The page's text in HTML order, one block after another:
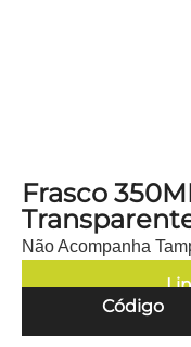
Frasco
Não Acompanha
Código